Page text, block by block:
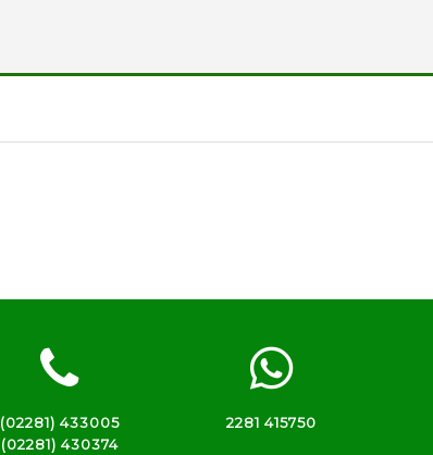
(02281) 433005
(02281) 430374
2281 415750